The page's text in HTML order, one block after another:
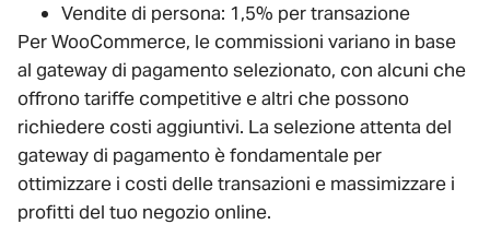
Vendite di persona: 1,5% per transazione
Per WooCommerce, le commissioni variano in base
al gateway di pagamento selezionato, con alcuni che
offrono tariffe competitive e altri che possono
richiedere costi aggiuntivi. La selezione attenta del
gateway di pagamento è fondamentale per
ottimizzare i costi delle transazioni e massimizzare i
profitti del tuo negozio online.